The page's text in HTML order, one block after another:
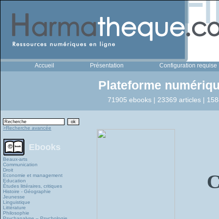
Accueil Présentation Configuration requise
Plateforme
71905 ebooks | 23369 articles |
>Recherche avancée
Ebooks
Beaux-arts
Communication
Droit
Economie et management
Education
Études littéraires, critiques
Histoire - Géographie
Jeunesse
Linguistique
Littérature
Philosophie